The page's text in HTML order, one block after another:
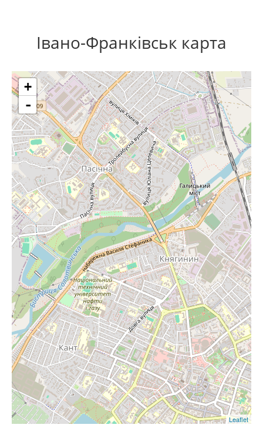
Івано-Франківськ карта
+
-
Leaflet